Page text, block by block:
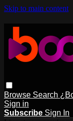
Skip to main content
Browse Search
Sign in
Subscribe Sign In